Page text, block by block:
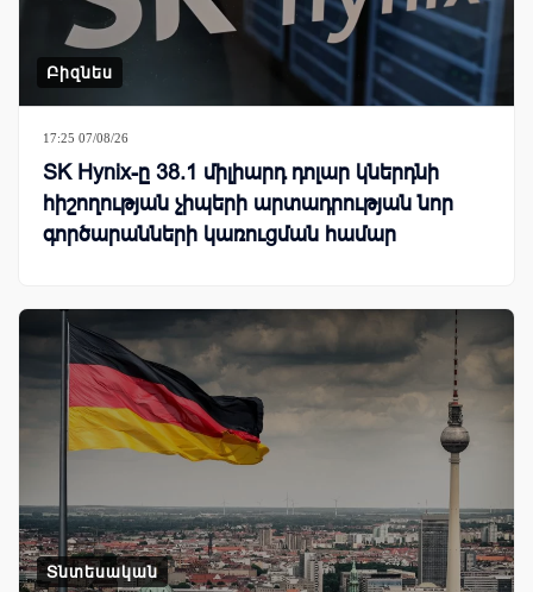
Բիզնես
17:25 07/08/26
SK Hynix-ը 38.1 միլիարդ դոլար կներդնի
հիշողության չիպերի արտադրության նոր
գործարանների կառուցման համար
Տնտեսական